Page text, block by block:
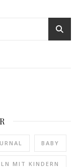
BABY
MIT KINDERN